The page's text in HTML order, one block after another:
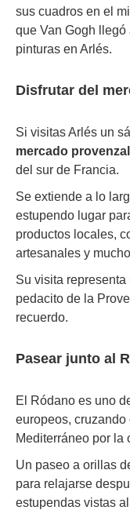
sus cuadros en el
que Van Gogh
pinturas en Arlés.
Disfrutar del
Si visitas Arlés un
mercado provenzal
del sur de Francia.
Se extiende a lo
estupendo lugar
productos locales,
artesanales y
Su visita
pedacito de la
recuerdo.
Pasear junto al
El Ródano es uno
europeos, cruzando
Mediterráneo por la
Un paseo a orillas
para relajarse
estupendas vistas